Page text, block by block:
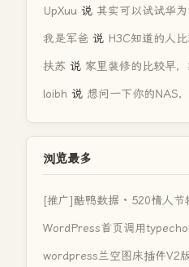
UpXuu 说 其实可以试试华
我是军爸 说 H3C知道的人
扶苏 说 家里装修的比较早
loibh 说 想问一下你的NAS
浏览最多
[推广]酷鸭数据 · 520情人节
WordPress首页调用typecho
wordpress兰空图床插件V2